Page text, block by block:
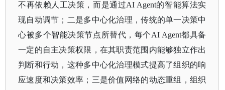
不再依赖人工决策，而是通过AI Agent的智能算法实
现自动调节；二是多中心化治理，传统的单一决策中
心被多个智能决策节点所替代，每个AI Agent都具备
一定的自主决策权限，在其职责范围内能够独立作出
判断和行动，这种多中心化治理模式提高了组织的响
应速度和决策效率；三是价值网络的动态重组，组织